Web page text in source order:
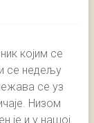
којим се
се недељу
се уз
Низом
је и у нашој